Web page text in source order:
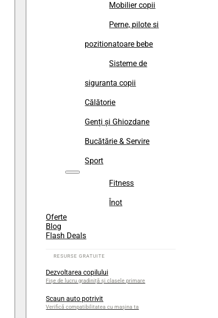
Mobilier copii
Perne, pilote si
pozitionatoare bebe
Sisteme de
siguranta copii
Călătorie
Genți și Ghiozdane
Bucătărie & Servire
Sport
Fitness
Înot
Oferte
Blog
Flash Deals
Dezvoltarea copilului
Fișe de lucru gradiniță și clasele primare
Scaun auto potrivit
Verifică compatibilitatea cu mașina ta